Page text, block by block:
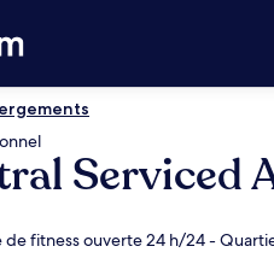
Serviced
fitness ouverte 24 h/24 -